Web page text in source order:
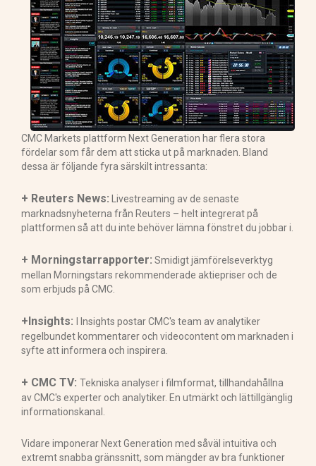
CMC Markets plattform Next Generation har flera stora
fördelar som får dem att sticka ut på marknaden. Bland
dessa är följande fyra särskilt intressanta:
+ Reuters News: Livestreaming av de senaste
marknadsnyheterna från Reuters – helt integrerat på
plattformen så att du inte behöver lämna fönstret du jobbar i.
+ Morningstarrapporter: Smidigt jämförelseverktyg
mellan Morningstars rekommenderade aktiepriser och de
som erbjuds på CMC.
+Insights:
I Insights postar CMC's team av analytiker
regelbundet kommentarer och videocontent om marknaden i
syfte att informera och inspirera.
+ CMC TV: Tekniska analyser i filmformat, tillhandahållna
av CMC's experter och analytiker. En utmärkt och lättillgänglig
informationskanal.
Vidare imponerar Next Generation med såväl intuitiva och
extremt snabba gränssnitt, som mängder av bra funktioner